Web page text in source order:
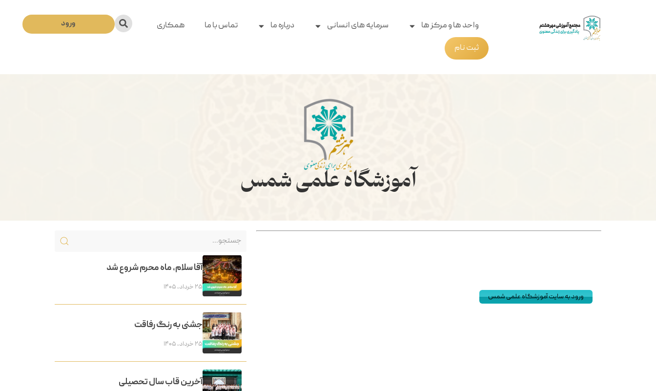
واحد ها و مرکز ها سرمایه های انسانی درباره ما تماس با ما
همکاری
ثبت نام
ورود
آموزشگاه علمی شمس
ورود به سایت آموزشگاه علمی شمس
آقا سلام، ماه محرم شروع شد
۲۵ خرداد, ۱۴۰۵
جشنی به رنگ رفاقت
۲۵ خرداد, ۱۴۰۵
آخرین قاب سال تحصیلی